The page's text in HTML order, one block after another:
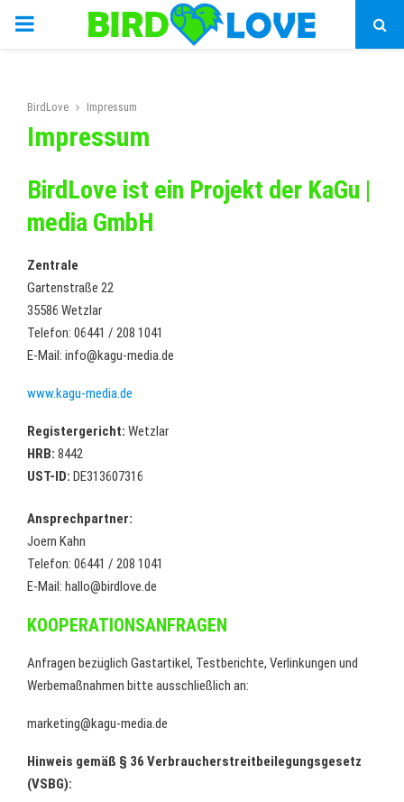
PRIMARY
BirdLove Impressum
Impressum
BirdLove ist ein Projekt der KaGu |
media GmbH
Zentrale
Gartenstraße 22
35586 Wetzlar
Telefon: 06441 / 208 1041
E-Mail: info@kagu-media.de
www.kagu-media.de
Registergericht: Wetzlar
HRB: 8442
UST-ID: DE313607316
Ansprechpartner:
Joern Kahn
Telefon: 06441 / 208 1041
E-Mail: hallo@birdlove.de
KOOPERATIONSANFRAGEN
Anfragen bezüglich Gastartikel, Testberichte, Verlinkungen und
Werbemaßnahmen bitte ausschließlich an:
marketing@kagu-media.de
Hinweis gemäß § 36 Verbraucherstreitbeilegungsgesetz
(VSBG):